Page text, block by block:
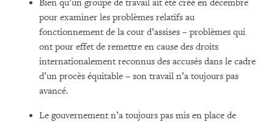
Bien qu’un groupe de travail ait été créé en décembre
pour examiner les problèmes relatifs au
fonctionnement de la cour d’assises – problèmes qui
ont pour effet de remettre en cause des droits
internationalement reconnus des accusés dans le cadre
d’un procès équitable – son travail n’a toujours pas
avancé.
Le gouvernement n’a toujours pas mis en place de